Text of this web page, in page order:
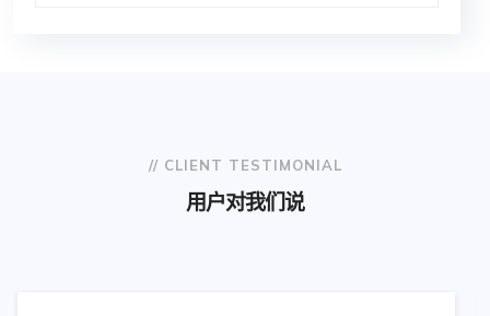
// CLIENT TESTIMONIAL
用户对我们说